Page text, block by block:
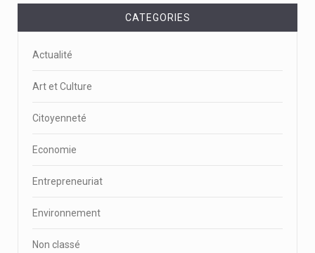
CATEGORIES
Actualité
Art et Culture
Citoyenneté
Economie
Entrepreneuriat
Environnement
Non classé